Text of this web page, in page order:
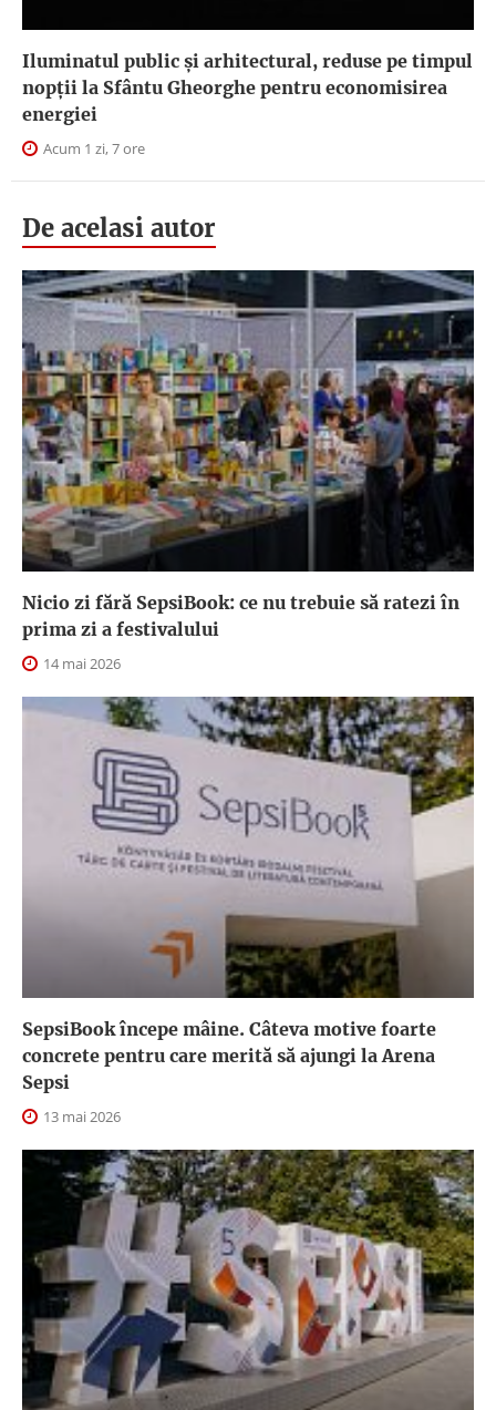
Iluminatul public şi arhitectural, reduse pe timpul
nopţii la Sfântu Gheorghe pentru economisirea
energiei
Acum 1 zi, 7 ore
De acelasi autor
Nicio zi fără SepsiBook: ce nu trebuie să ratezi în
prima zi a festivalului
14 mai 2026
SepsiBook începe mâine. Câteva motive foarte
concrete pentru care merită să ajungi la Arena
Sepsi
13 mai 2026